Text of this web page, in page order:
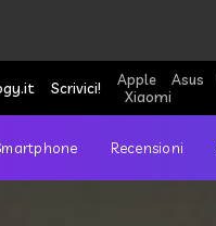
Scrivici! Apple Asus
Xiaomi
Recensioni